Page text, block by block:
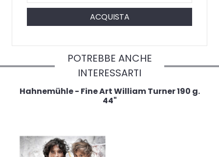
ACQUISTA
POTREBBE ANCHE
INTERESSARTI
Hahnemühle - Fine Art William Turner 190 g.
44"